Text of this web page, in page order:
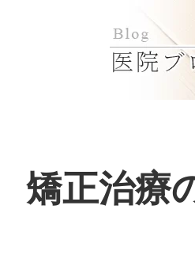
矯正治療